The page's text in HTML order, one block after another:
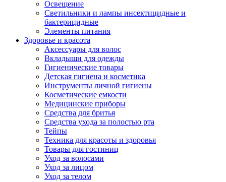
Освещение
Светильники и лампы инсектицидные и
бактерицидные
Элементы питания
Здоровье и красота
Аксессуары для волос
Вкладыши для одежды
Гигиенические товары
Детская гигиена и косметика
Инструменты личной гигиены
Косметические емкости
Медицинские приборы
Средства для бритья
Средства ухода за полостью рта
Тейпы
Техника для красоты и здоровья
Товары для гостиниц
Уход за волосами
Уход за лицом
Уход за телом